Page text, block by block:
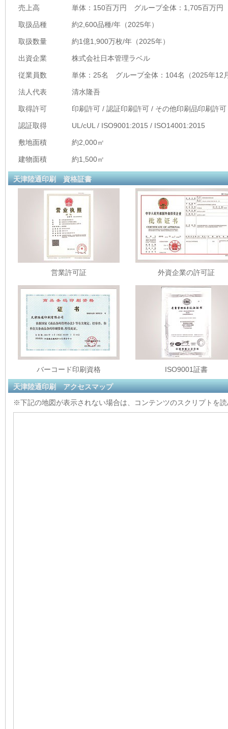
売上高 単体：150百万円 グループ全体：1,705百万円
取扱品種 約2,600品種/年（2025年）
取扱数量 約1億1,900万枚/年（2025年）
出資企業 株式会社日本管理ラベル
従業員数 単体：25名 グループ全体：104名（2025年12
法人代表 清水隆吾
取得許可 印刷許可 / 認証印刷許可 / その他印刷品印刷許可
認証取得 UL/cUL / ISO9001:2015 / ISO14001:2015
敷地面積 約2,000㎡
建物面積 約1,500㎡
天津陸通印刷 資格証書
営業許可証 外資企業の許可証
バーコード印刷資格 ISO9001証書
天津陸通印刷 アクセスマップ
※下記の地図が表示されない場合は、コンテンツのスクリプトを